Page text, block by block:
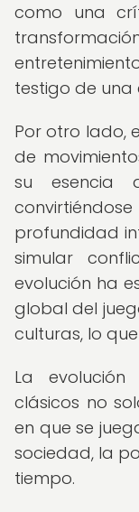
como una
testigo de una
Por otro lado,
de
su esencia
profundidad
simular
evolución ha
global del
culturas, lo
La
clásicos no
en que se
sociedad, la
tiempo.